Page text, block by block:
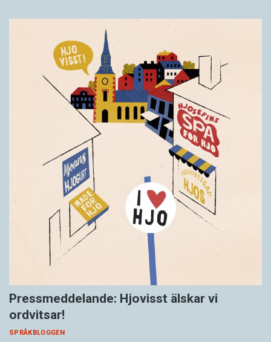
Pressmeddelande: Hjovisst älskar vi
ordvitsar!
SPRÅKBLOGGEN